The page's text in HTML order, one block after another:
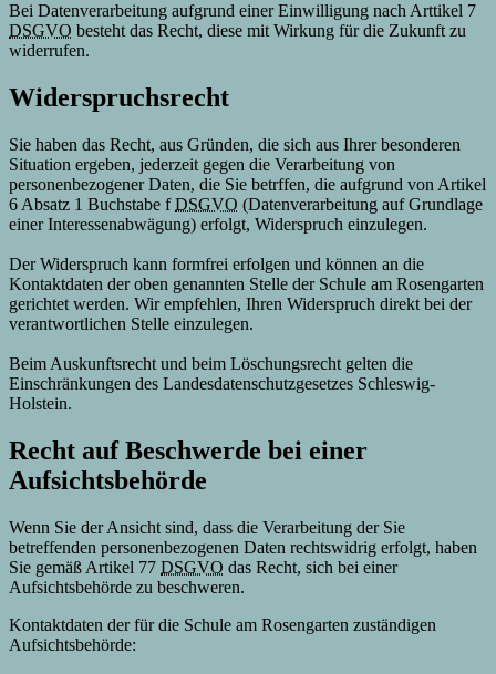
Bei Datenverarbeitung aufgrund einer Einwilligung nach Arttikel 7
DSGVO besteht das Recht, diese mit Wirkung für die Zukunft zu
widerrufen.
Widerspruchsrecht
Sie haben das Recht, aus Gründen, die sich aus Ihrer besonderen
Situation ergeben, jederzeit gegen die Verarbeitung von
personenbezogener Daten, die Sie betrffen, die aufgrund von Artikel
6 Absatz 1 Buchstabe fDSGVO (Datenverarbeitung auf Grundlage
einer Interessenabwägung) erfolgt, Widerspruch einzulegen.
Der Widerspruch kann formfrei erfolgen und können an die
Kontaktdaten der oben genannten Stelle der Schule am Rosengarten
gerichtet werden. Wir empfehlen, Ihren Widerspruch direkt bei der
verantwortlichen Stelle einzulegen.
Beim Auskunftsrecht und beim Löschungsrecht gelten die
Einschränkungen des Landesdatenschutzgesetzes Schleswig-
Holstein.
Recht auf Beschwerde bei einer
Aufsichtsbehörde
Wenn Sie der Ansicht sind, dass die Verarbeitung der Sie
betreffenden personenbezogenen Daten rechtswidrig erfolgt, haben
Sie gemäß Artikel 77 DSGVO das Recht, sich bei einer
Aufsichtsbehörde zu beschweren.
Kontaktdaten der für die Schule am Rosengarten zuständigen
Aufsichtsbehörde: